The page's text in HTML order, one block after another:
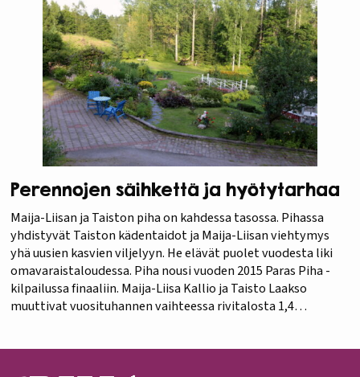
Perennojen säihkettä ja hyötytarhaa
Maija-Liisan ja Taiston piha on kahdessa tasossa. Pihassa
yhdistyvät Taiston kädentaidot ja Maija-Liisan viehtymys
yhä uusien kasvien viljelyyn. He elävät puolet vuodesta liki
omavaraistaloudessa. Piha nousi vuoden 2015 Paras Piha -
kilpailussa finaaliin. Maija-Liisa Kallio ja Taisto Laakso
muuttivat vuosituhannen vaihteessa rivitalosta 1,4